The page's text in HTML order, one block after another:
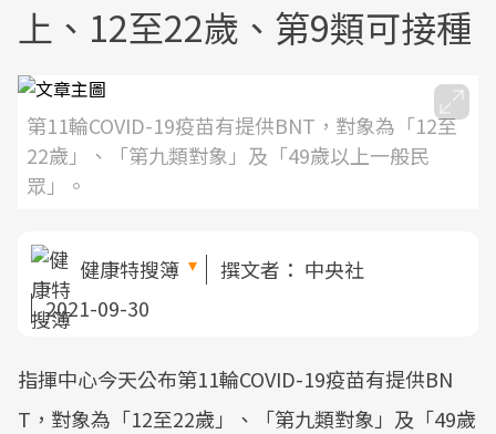
上、12至22歲、第9類可接種
第11輪COVID-19疫苗有提供BNT，對象為「12至
22歲」、「第九類對象」及「49歲以上一般民
眾」。
健康特搜簿 撰文者： 中央社
2021-09-30
指揮中心今天公布第11輪COVID-19疫苗有提供BN
T，對象為「12至22歲」、「第九類對象」及「49歲